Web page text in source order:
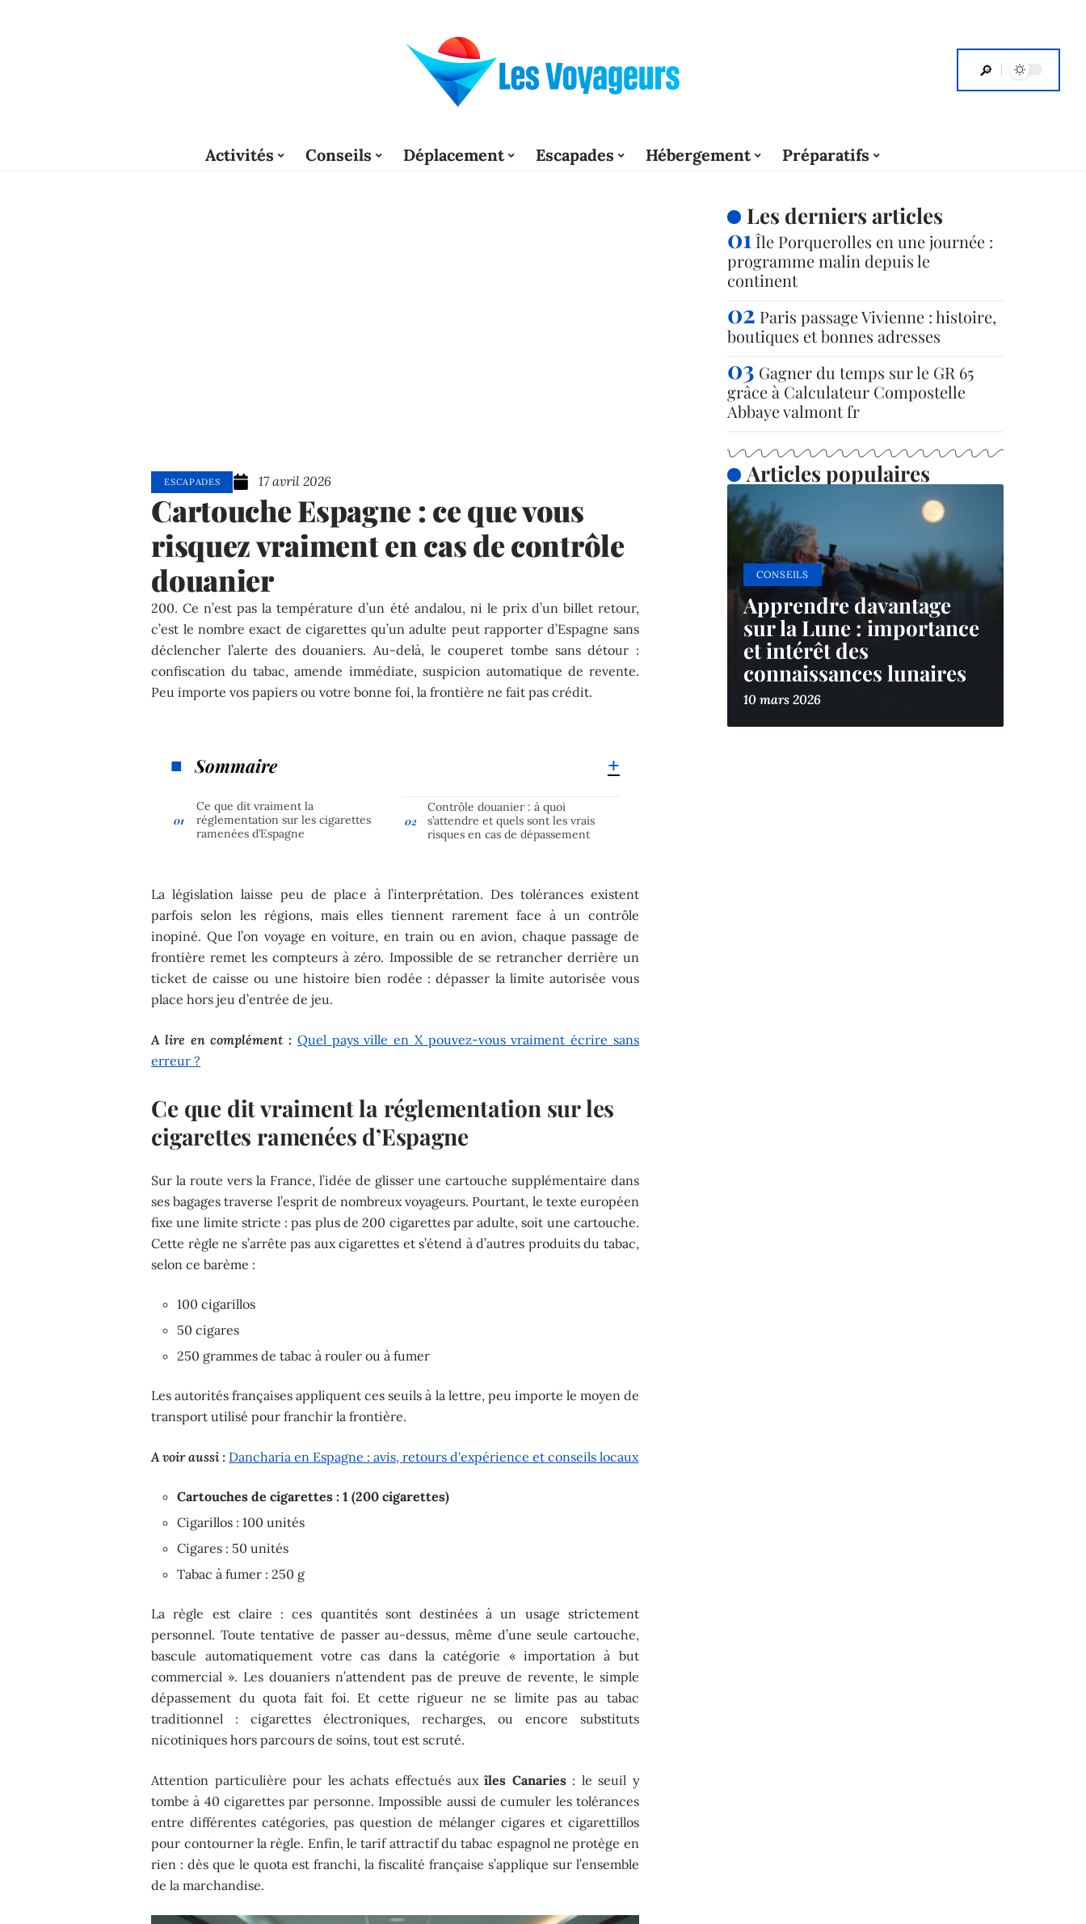
Activités Conseils Déplacement Escapades Hébergement Préparatifs
ESCAPADES 17 avril 2026
Cartouche Espagne : ce que vous
risquez vraiment en cas de contrôle
douanier
200. Ce n’est pas la température d’un été andalou, ni le prix d’un billet retour,
c’est le nombre exact de cigarettes qu’un adulte peut rapporter d’Espagne sans
déclencher l’alerte des douaniers. Au-delà, le couperet tombe sans détour :
confiscation du tabac, amende immédiate, suspicion automatique de revente.
Peu importe vos papiers ou votre bonne foi, la frontière ne fait pas crédit.
Sommaire
Ce que dit vraiment la
réglementation sur les cigarettes
ramenées d’Espagne
Contrôle douanier : à quoi
s’attendre et quels sont les vrais
risques en cas de dépassement
La législation laisse peu de place à l’interprétation. Des tolérances existent
parfois selon les régions, mais elles tiennent rarement face à un contrôle
inopiné. Que l’on voyage en voiture, en train ou en avion, chaque passage de
frontière remet les compteurs à zéro. Impossible de se retrancher derrière un
ticket de caisse ou une histoire bien rodée : dépasser la limite autorisée vous
place hors jeu d’entrée de jeu.
A lire en complément : Quel pays ville en X pouvez-vous vraiment écrire sans
erreur ?
Ce que dit vraiment la réglementation sur les
cigarettes ramenées d’Espagne
Sur la route vers la France, l’idée de glisser une cartouche supplémentaire dans
ses bagages traverse l’esprit de nombreux voyageurs. Pourtant, le texte européen
fixe une limite stricte : pas plus de 200 cigarettes par adulte, soit une cartouche.
Cette règle ne s’arrête pas aux cigarettes et s’étend à d’autres produits du tabac,
selon ce barème :
100 cigarillos
50 cigares
250 grammes de tabac à rouler ou à fumer
Les autorités françaises appliquent ces seuils à la lettre, peu importe le moyen de
transport utilisé pour franchir la frontière.
A voir aussi : Dancharia en Espagne : avis, retours d'expérience et conseils locaux
Cartouches de cigarettes : 1 (200 cigarettes)
Cigarillos : 100 unités
Cigares : 50 unités
Tabac à fumer : 250 g
La règle est claire : ces quantités sont destinées à un usage strictement
personnel. Toute tentative de passer au-dessus, même d’une seule cartouche,
bascule automatiquement votre cas dans la catégorie « importation à but
commercial ». Les douaniers n’attendent pas de preuve de revente, le simple
dépassement du quota fait foi. Et cette rigueur ne se limite pas au tabac
traditionnel : cigarettes électroniques, recharges, ou encore substituts
nicotiniques hors parcours de soins, tout est scruté.
Attention particulière pour les achats effectués auxîles Canaries: le seuil y
tombe à 40 cigarettes par personne. Impossible aussi de cumuler les tolérances
entre différentes catégories, pas question de mélanger cigares et cigarettillos
pour contourner la règle. Enfin, le tarif attractif du tabac espagnol ne protège en
rien : dès que le quota est franchi, la fiscalité française s’applique sur l’ensemble
de la marchandise.
Les derniers articles
Île Porquerolles en une journée :
programme malin depuis le
continent
Paris passage Vivienne : histoire,
boutiques et bonnes adresses
Gagner du temps sur le GR 65
grâce à Calculateur Compostelle
Abbaye valmont fr
Articles populaires
CONSEILS
Apprendre davantage
sur la Lune : importance
et intérêt des
connaissances lunaires
10 mars 2026